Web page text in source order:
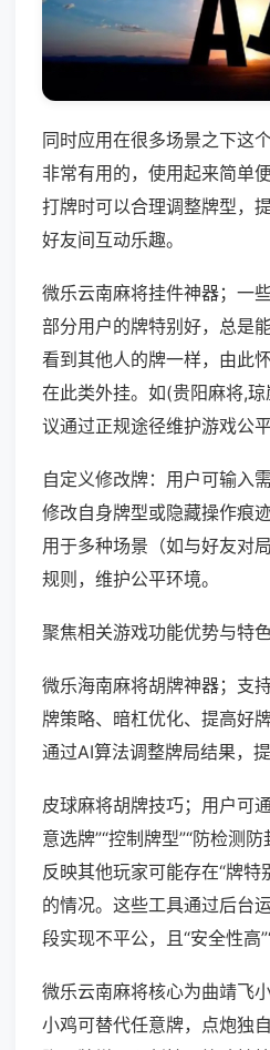
同时应用在很多场景之下这
非常有用的，使用起来简单
打牌时可以合理调整牌型，
好友间互动乐趣。
微乐云南麻将挂件神器；一
部分用户的牌特别好，总是
看到其他人的牌一样，由此
在此类外挂。如(贵阳麻将,
议通过正规途径维护游戏公平
自定义修改牌：用户可输入
修改自身牌型或隐藏操作痕
用于多种场景（如与好友对
规则，维护公平环境。
聚焦相关游戏功能优势与特色
微乐海南麻将胡牌神器；支
牌策略、暗杠优化、提高好
通过AI算法调整牌局结果，提
皮球麻将胡牌技巧；用户可
意选牌”“控制牌型”“防检测
反映其他玩家可能存在“牌特
的情况。这些工具通过后台
段实现不平公，且“安全性高
微乐云南麻将核心为曲靖飞
小鸡可替代任意牌，点炮独